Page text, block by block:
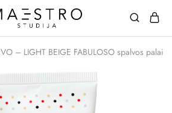
– LIGHT BEIGE FABULOSO spalvos